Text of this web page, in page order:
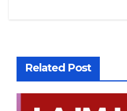
Related Post